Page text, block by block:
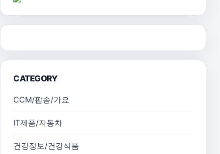
CATEGORY
CCM/팝송/가요
IT제품/자동차
건강정보/건강식품